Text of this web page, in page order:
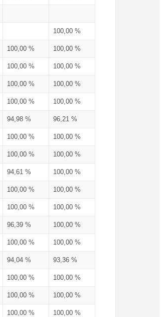
100,00 %
100,00 % 100,00 %
100,00 % 100,00 %
100,00 % 100,00 %
100,00 % 100,00 %
94,98 % 96,21 %
100,00 % 100,00 %
100,00 % 100,00 %
94,61 % 100,00 %
100,00 % 100,00 %
100,00 % 100,00 %
96,39 % 100,00 %
100,00 % 100,00 %
94,04 % 93,36 %
100,00 % 100,00 %
100,00 % 100,00 %
100,00 % 100,00 %